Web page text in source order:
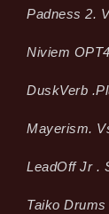
Padness 2.
Niviem
Dusk­Verb
Mayerism.
LeadOff Jr .
Taiko